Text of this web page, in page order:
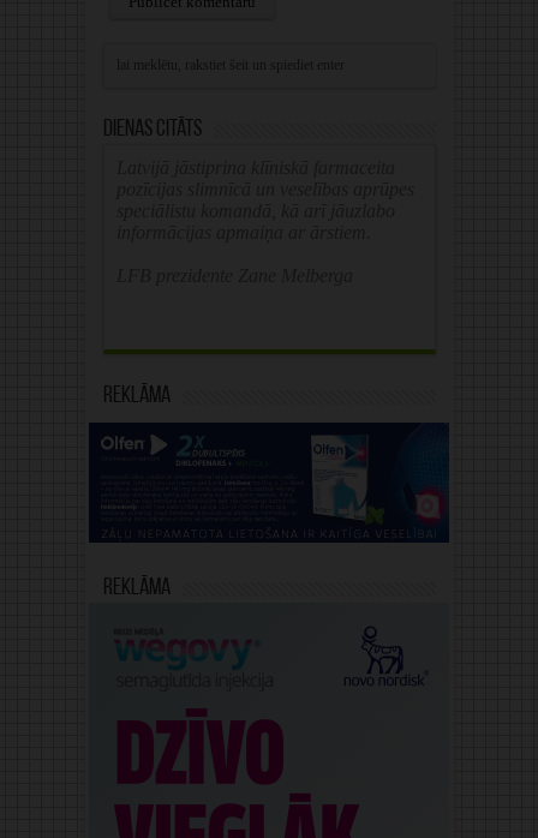
Dienas citāts
Reklāma
Reklāma